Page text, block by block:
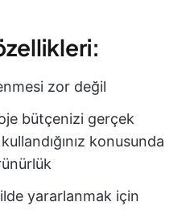
zor değil
bütçenizi gerçek
konusunda
yararlanmak için